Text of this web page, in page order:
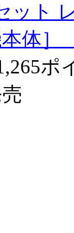
ット
体］
ポ